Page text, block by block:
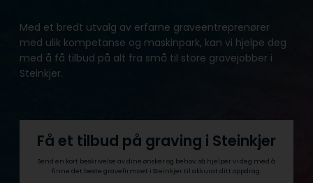
Med et bredt utvalg av erfarne graveentreprenører
med ulik kompetanse og maskinpark, kan vi hjelpe deg
med å få tilbud på alt fra små til store gravejobber i
Steinkjer.
Få et tilbud på graving i Steinkjer
Send en kort beskrivelse av dine ønsker og behov, så hjelper vi deg med å
finne det beste gravefirmaet i Steinkjer til akkurat ditt oppdrag.